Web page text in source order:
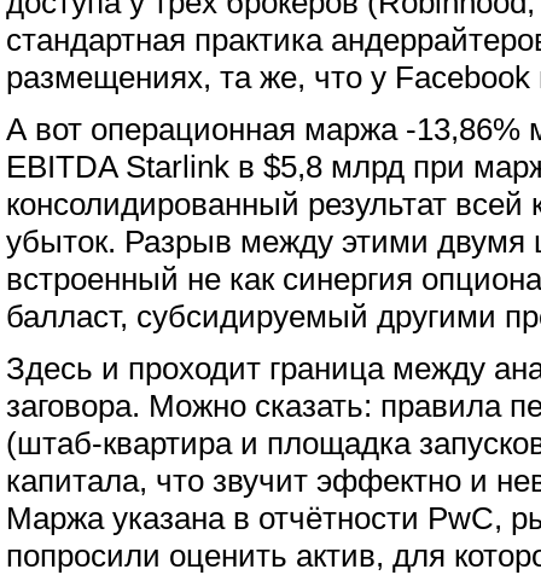
стандартная практика
размещениях, та же, что у Facebook
А вот операционная маржа -13,86%
EBITDA Starlink в $5,8 млрд при
консолидированный результат
убыток. Разрыв между этими двумя
встроенный не как синергия
балласт, субсидируемый другими
Здесь и проходит граница между
заговора. Можно сказать: правила
(штаб-квартира и площадка
капитала, что звучит эффектно и
Маржа указана в отчётности PwC,
попросили оценить актив, для